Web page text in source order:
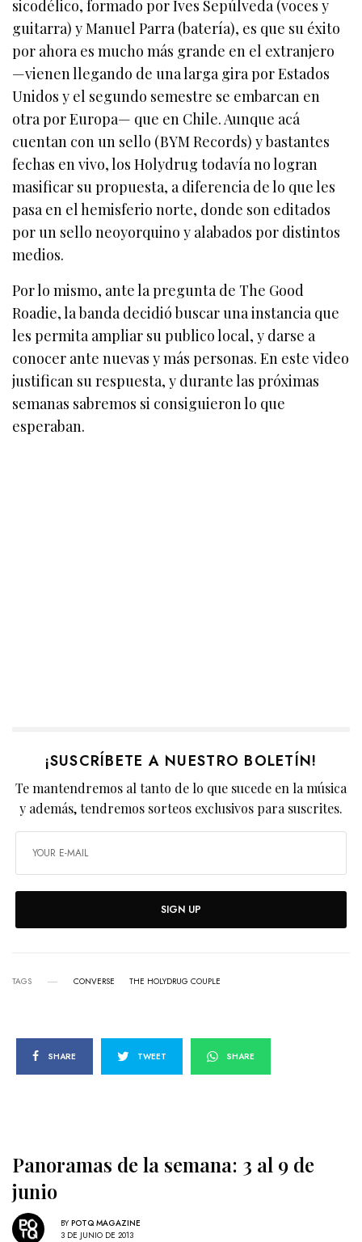
sicodélico, formado por Ives Sepúlveda (voces y
guitarra) y Manuel Parra (batería), es que su éxito
por ahora es mucho más grande en el extranjero
—vienen llegando de una larga gira por Estados
Unidos y el segundo semestre se embarcan en
otra por Europa— que en Chile. Aunque acá
cuentan con un sello (BYM Records) y bastantes
fechas en vivo, los Holydrug todavía no logran
masificar su propuesta, a diferencia de lo que les
pasa en el hemisferio norte, donde son editados
por un sello neoyorquino y alabados por distintos
medios.
Por lo mismo, ante la pregunta de The Good
Roadie, la banda decidió buscar una instancia que
les permita ampliar su publico local, y darse a
conocer ante nuevas y más personas. En este video
justifican su respuesta, y durante las próximas
semanas sabremos si consiguieron lo que
esperaban.
¡SUSCRÍBETE A NUESTRO BOLETÍN!
Te mantendremos al tanto de lo que sucede en la música
y además, tendremos sorteos exclusivos para suscrites.
SIGN UP
TAGS CONVERSE THE HOLYDRUG COUPLE
SHARE TWEET SHARE
Panoramas de la semana: 3 al 9 de
junio
BY POTQ MAGAZINE
3 DE JUNIO DE 2013